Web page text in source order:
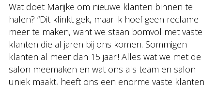
Wat doet Marijke om nieuwe klanten binnen te
halen? “Dit klinkt gek, maar ik hoef geen reclame
meer te maken, want we staan bomvol met vaste
klanten die al jaren bij ons komen. Sommigen
klanten al meer dan 15 jaar!! Alles wat we met de
salon meemaken en wat ons als team en salon
uniek maakt, heeft ons een enorme vaste klanten